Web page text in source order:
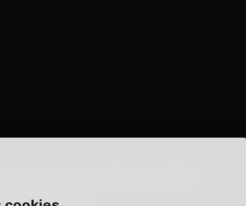
recevoir nos dernières actualités